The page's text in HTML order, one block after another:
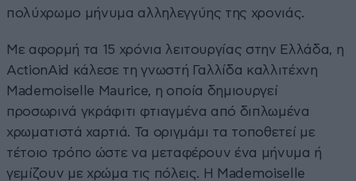
πολύχρωμο μήνυμα αλληλεγγύης της χρονιάς.
Με αφορμή τα 15 χρόνια λειτουργίας στην Ελλάδα, η
ActionAid κάλεσε τη γνωστή Γαλλίδα καλλιτέχνη
Mademoiselle Maurice, η οποία δημιουργεί
προσωρινά γκράφιτι φτιαγμένα από διπλωμένα
χρωματιστά χαρτιά. Τα οριγμάμι τα τοποθετεί με
τέτοιο τρόπο ώστε να μεταφέρουν ένα μήνυμα ή
γεμίζουν με χρώμα τις πόλεις. Η Mademoiselle